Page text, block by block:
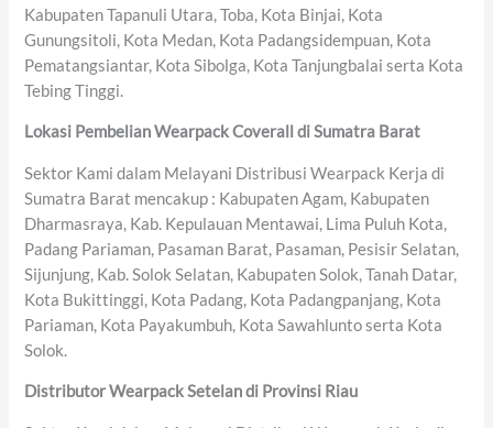
Kabupaten Tapanuli Utara, Toba, Kota Binjai, Kota
Gunungsitoli, Kota Medan, Kota Padangsidempuan, Kota
Pematangsiantar, Kota Sibolga, Kota Tanjungbalai serta Kota
Tebing Tinggi.
Lokasi Pembelian Wearpack Coverall di Sumatra Barat
Sektor Kami dalam Melayani Distribusi Wearpack Kerja di
Sumatra Barat mencakup : Kabupaten Agam, Kabupaten
Dharmasraya, Kab. Kepulauan Mentawai, Lima Puluh Kota,
Padang Pariaman, Pasaman Barat, Pasaman, Pesisir Selatan,
Sijunjung, Kab. Solok Selatan, Kabupaten Solok, Tanah Datar,
Kota Bukittinggi, Kota Padang, Kota Padangpanjang, Kota
Pariaman, Kota Payakumbuh, Kota Sawahlunto serta Kota
Solok.
Distributor Wearpack Setelan di Provinsi Riau